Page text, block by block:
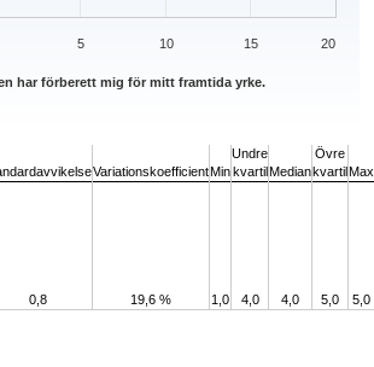
har förberett mig för mitt framtida yrke.
10
5 15 20
VariationskoefficientMin
Undre
kvartilMedian
Övre
kvartilMax
0,8 19,6 % 1,0 4,0 4,0 5,0 5,0